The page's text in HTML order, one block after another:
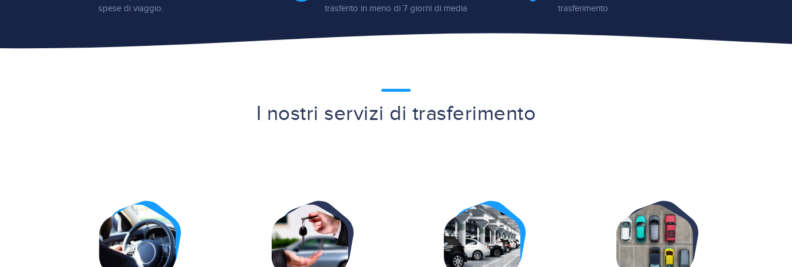
spese di viaggio.
trasferito in meno di 7 giorni di media
trasferimento
I nostri servizi di trasferimento